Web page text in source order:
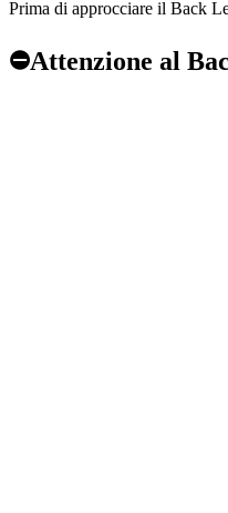
Prima di approcciare il Back
⛔Attenzione al